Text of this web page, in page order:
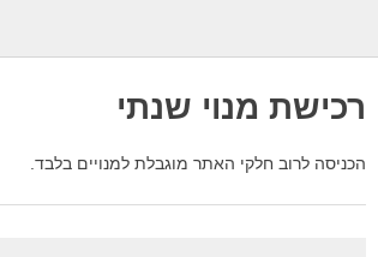
רכישת מנוי שנתי
הכניסה לרוב חלקי האתר מוגבלת למנויים בלבד.